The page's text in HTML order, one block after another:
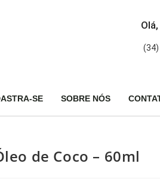
(34)
SE SOBRE NÓS
de Coco – 60ml